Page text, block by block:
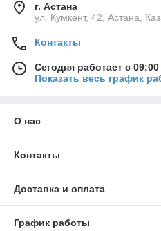
г. Астана
ул. Кумкент, 42, Астана,
Контакты
Сегодня работает с
Показать весь график
О нас
Контакты
Доставка и оплата
График работы